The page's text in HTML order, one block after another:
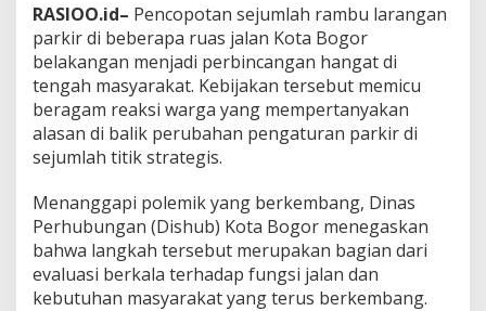
RASIOO.id– Pencopotan sejumlah rambu larangan
parkir di beberapa ruas jalan Kota Bogor
belakangan menjadi perbincangan hangat di
tengah masyarakat. Kebijakan tersebut memicu
beragam reaksi warga yang mempertanyakan
alasan di balik perubahan pengaturan parkir di
sejumlah titik strategis.
Menanggapi polemik yang berkembang, Dinas
Perhubungan (Dishub) Kota Bogor menegaskan
bahwa langkah tersebut merupakan bagian dari
evaluasi berkala terhadap fungsi jalan dan
kebutuhan masyarakat yang terus berkembang.